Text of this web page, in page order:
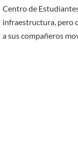
Centro de
infraestructura, pero
a sus compañeros